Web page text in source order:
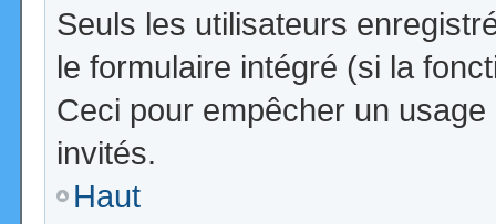
Seuls les utilisateurs
le formulaire intégré (si la
Ceci pour empêcher un
invités.
Haut